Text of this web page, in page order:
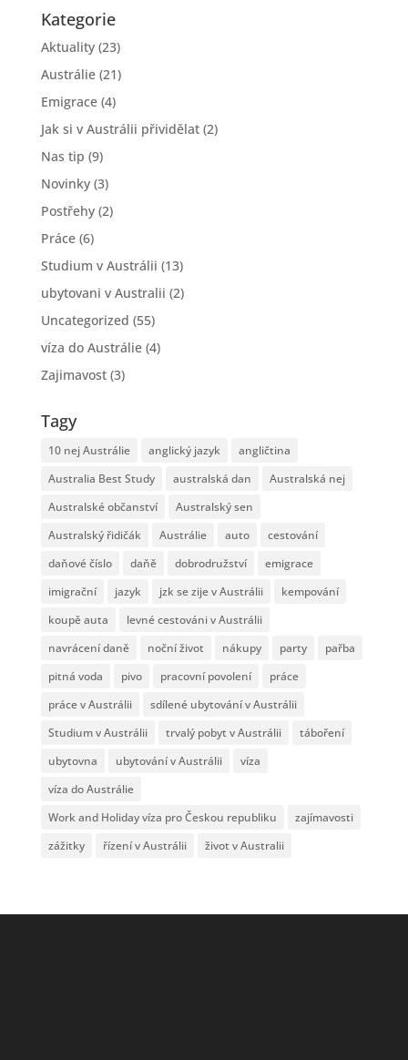
Kategorie
Aktuality(23)
Austrálie(21)
Emigrace(4)
Jak si v Austrálii přividělat(2)
Nas tip (9)
Novinky(3)
Postřehy(2)
Práce(6)
Studium v Austrálii (13)
ubytovani v Australii (2)
Uncategorized (55)
víza do Austrálie(4)
Zajimavost(3)
Tagy
10 nej Austrálie anglický jazyk
angličtina
Australia Best Study
australská dan
Australská nej
Australské občanství
Australský sen
Australský řidičák
Austrálie auto
cestování
daňové číslo
daňě dobrodružství
emigrace
imigrační
jazyk jzk se zije v Austrálii
kempování
koupě auta
levné cestováni v Austrálii
navrácení daně
noční život nákupy party
pařba
pitná voda
pivo pracovní povolení
práce
práce v Austrálii
sdílené ubytování v Austrálii
Studium v Austrálii
trvalý pobyt v Austrálii
táboření
ubytovna
ubytování v Austrálii
víza
víza do Austrálie
Work and Holiday víza pro Českou republiku
zajímavosti
zážitky
řízení v Austrálii život v Australii